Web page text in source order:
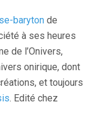
baryton de
à ses heures
de l’Onivers,
onirique, dont
et toujours
. Edité chez